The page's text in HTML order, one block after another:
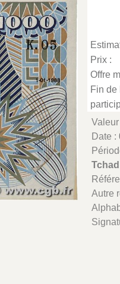
Prix :
Offre
Fin de
Date :
Tchad
Autre